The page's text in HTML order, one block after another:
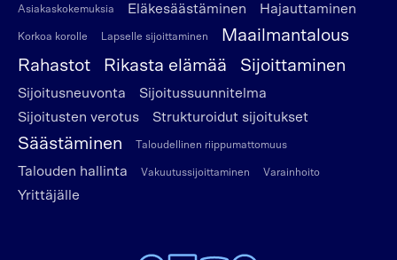
Asiakaskokemuksia Eläkesäästäminen Hajauttaminen
Korkoa korolle Lapselle sijoittaminen
Maailmantalous
Rahastot
Rikasta elämää Sijoittaminen
Sijoitusneuvonta
Sijoitussuunnitelma
Sijoitusten verotus
Strukturoidut sijoitukset
Säästäminen Taloudellinen riippumattomuus
Talouden hallinta Vakuutussijoittaminen Varainhoito
Yrittäjälle